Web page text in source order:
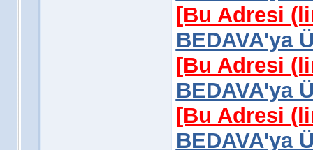
[Bu Adresi
BEDAVA'ya
[Bu Adresi
BEDAVA'ya
[Bu Adresi
BEDAVA'ya